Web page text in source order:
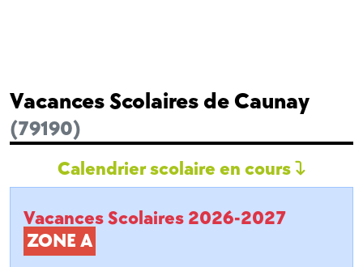
Vacances Scolaires de Caunay
(79190)
Calendrier scolaire en cours
Vacances Scolaires 2026-2027
ZONE A